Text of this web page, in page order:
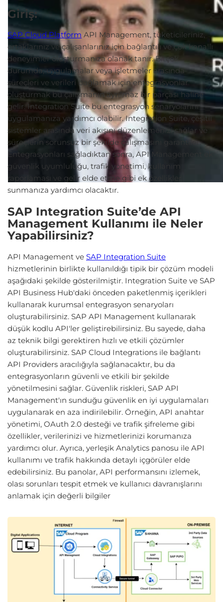
Giriş:
SAP Cloud Platform API Management, tüketicileriniz,
ortaklarınız ve çalışanlarınız için bağlantılı ve çok kanallı
deneyimler oluşturmanıza olanak tanır. Birçok
durumda, uygulamalar veya işletmeler arasında
süreçleri ve verileri bağlamak için entegrasyonlar
oluşturmak bu çalışmanın ayrılmaz bir parçası haline
gelir. Integration Suite bu entegrasyon senaryolarını
uygulamanıza yardımcı olabilir. Integration Suite, çeşitli
sistemler arasında veri akışını düzenlemenizi sağlar ve
süreçlerin sorunsuz bir şekilde çalışmasını garantiler.
Entegrasyonları sağladıktan sonra, API Management ek
güvenlik uyumluluğu, trafik yönetimi, kullanım
raporlaması ve gelir elde etme gibi ek özellikler
sunmanıza yardımcı olacaktır.
SAP Integration Suite’de API
Management Kullanımı ile Neler
Yapabilirsiniz?
API Management ve SAP Integration Suite
hizmetlerinin birlikte kullanıldığı tipik bir çözüm modeli
aşağıdaki şekilde gösterilmiştir. Integration Suite ve SAP
API Business Hub'daki önceden paketlenmiş içerikleri
kullanarak kurumsal entegrasyon senaryoları
oluşturabilirsiniz. SAP API Management kullanarak
düşük kodlu API'ler geliştirebilirsiniz. Bu sayede, daha
az teknik bilgi gerektiren hızlı ve etkili çözümler
oluşturabilirsiniz. SAP Cloud Integrations ile bağlantı
API Providers aracılığıyla sağlanacaktır, bu da
entegrasyonların güvenli ve etkili bir şekilde
yönetilmesini sağlar. Güvenlik riskleri, SAP API
Management'ın sunduğu güvenlik en iyi uygulamaları
uygulanarak en aza indirilebilir. Örneğin, API anahtar
yönetimi, OAuth 2.0 desteği ve trafik şifreleme gibi
özellikler, verilerinizi ve hizmetlerinizi korumanıza
yardımcı olur. Ayrıca, yerleşik Analytics panosu ile API
kullanımı ve trafik hakkında detaylı içgörüler elde
edebilirsiniz. Bu panolar, API performansını izlemek,
olası sorunları tespit etmek ve kullanıcı davranışlarını
anlamak için değerli bilgiler